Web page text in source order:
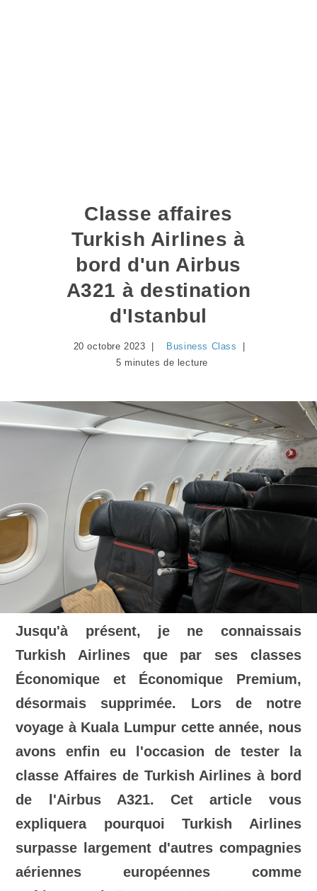
Classe affaires
Turkish Airlines à
bord d'un Airbus
A321 à destination
d'Istanbul
20 octobre 2023
Business Class
5 minutes de lecture
Jusqu'à présent, je ne connaissais
Turkish Airlines que par ses classes
Économique et Économique Premium,
désormais supprimée. Lors de notre
voyage à Kuala Lumpur cette année, nous
avons enfin eu l'occasion de tester la
classe Affaires de Turkish Airlines à bord
de l'Airbus A321. Cet article vous
expliquera pourquoi Turkish Airlines
surpasse largement d'autres compagnies
aériennes européennes comme